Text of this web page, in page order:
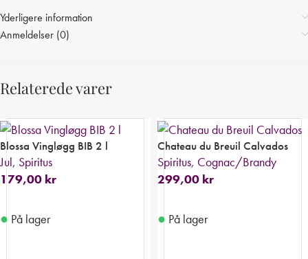
Yderligere information
Anmeldelser (0)
Relaterede varer
Blossa Vingløgg BIB 2 l
Jul, Spiritus
179,00 kr
● På lager
Chateau du Breuil Calvados
Spiritus, Cognac/Brandy
299,00 kr
● På lager